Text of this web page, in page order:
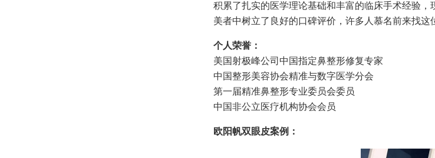
积累了扎实的医学理论基础和丰富的临床手术经验
美者中树立了良好的口碑评价，许多人慕名前来找这
个人荣誉：
美国射极峰公司中国指定鼻整形修复专家
中国整形美容协会精准与数字医学分会
第一届精准鼻整形专业委员会委员
中国非公立医疗机构协会会员
欧阳帆双眼皮案例：